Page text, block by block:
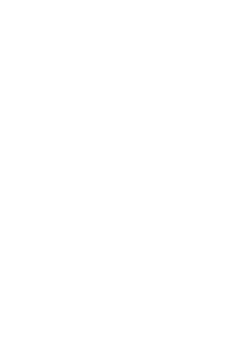
Fred. Prepara a mochila e